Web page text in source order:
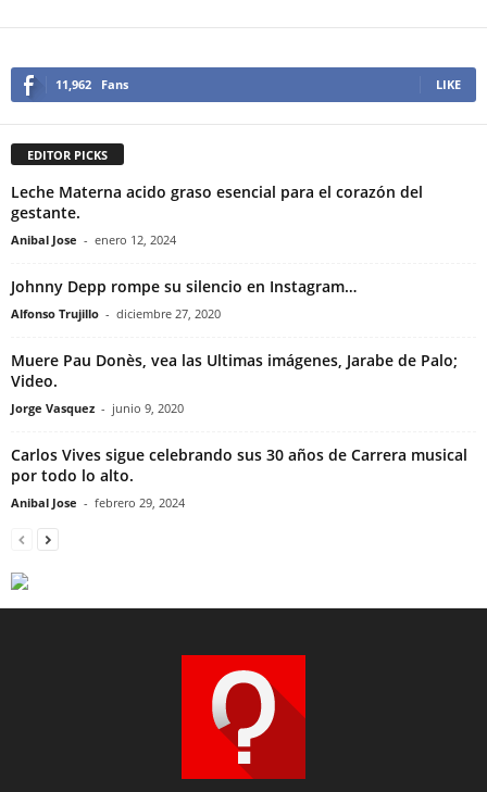
11,962 Fans LIKE
EDITOR PICKS
Leche Materna acido graso esencial para el corazón del
gestante.
Anibal Jose - enero 12, 2024
Johnny Depp rompe su silencio en Instagram…
Alfonso Trujillo - diciembre 27, 2020
Muere Pau Donès, vea las Ultimas imágenes, Jarabe de Palo;
Video.
Jorge Vasquez - junio 9, 2020
Carlos Vives sigue celebrando sus 30 años de Carrera musical
por todo lo alto.
Anibal Jose - febrero 29, 2024